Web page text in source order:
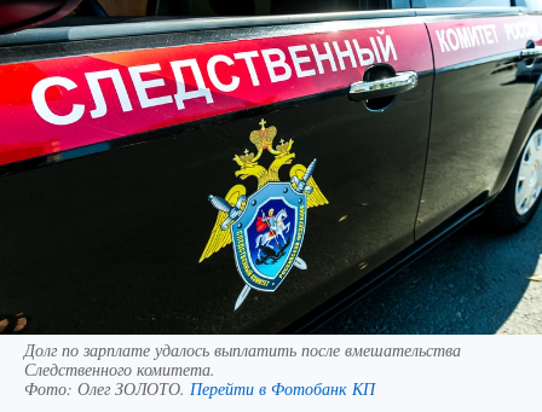
Долг по зарплате удалось выплатить после вмешательства
Следственного комитета.
Фото: Олег ЗОЛОТО. Перейти в Фотобанк КП